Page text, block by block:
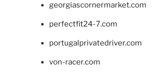
georgiascornermarket.com
perfectfit24-7.com
portugalprivatedriver.com
von-racer.com